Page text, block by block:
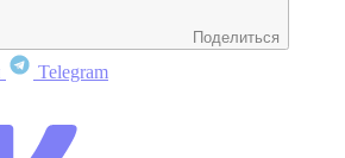
Поделиться
Telegram